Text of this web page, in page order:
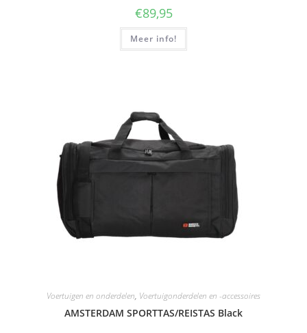
€89,95
Meer info!
Voertuigen en onderdelen, Voertuigonderdelen en -accessoires
AMSTERDAM SPORTTAS/REISTAS Black